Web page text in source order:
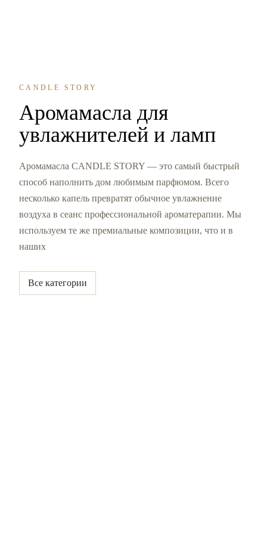
CANDLE STORY
Аромамасла для
увлажнителей и ламп
Аромамасла CANDLE STORY — это самый быстрый
способ наполнить дом любимым парфюмом. Всего
несколько капель превратят обычное увлажнение
воздуха в сеанс профессиональной ароматерапии. Мы
используем те же премиальные композиции, что и в
наших
Все категории